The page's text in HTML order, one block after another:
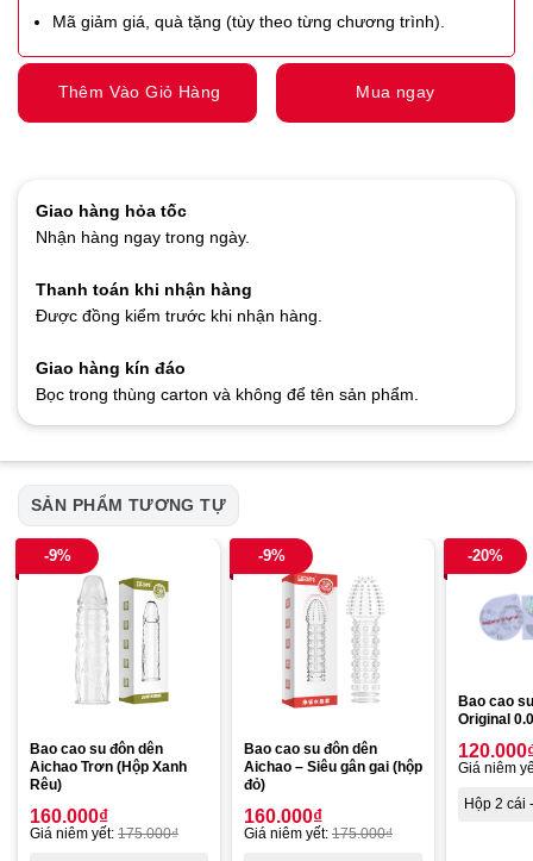
Mã giảm giá, quà tặng (tùy theo từng chương trình).
Thêm Vào Giỏ Hàng Mua ngay
Giao hàng hỏa tốc
Nhận hàng ngay trong ngày.
Thanh toán khi nhận hàng
Được đồng kiểm trước khi nhận hàng.
Giao hàng kín đáo
Bọc trong thùng carton và không để tên sản phẩm.
SẢN PHẨM TƯƠNG TỰ
-9%
Bao cao su đôn dên
Aichao Trơn (Hộp Xanh
Rêu)
160.000₫
Giá niêm yết: 175.000₫
-9%
Bao cao su đôn dên
Aichao – Siêu gân gai (hộp
đỏ)
160.000₫
Giá niêm yết: 175.000₫
-20%
Bao cao
Original
120.000
Giá niêm
Hộp 2 cái